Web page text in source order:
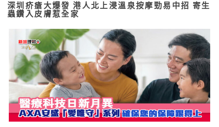
深圳疥瘡大爆發 港人北上浸溫泉按摩勁易中招 寄生
蟲鑽入皮膚惹全家